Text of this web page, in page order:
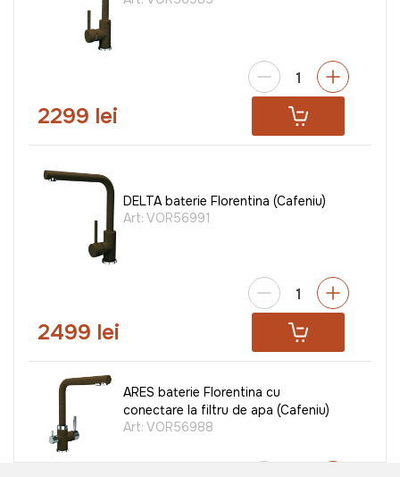
2299 lei
DELTA baterie Florentina (Cafeniu)
Art: VOR56991
2499 lei
ARES baterie Florentina cu
conectare la filtru de apa (Cafeniu)
Art: VOR56988